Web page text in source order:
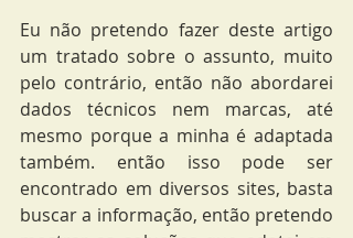
Eu não pretendo fazer deste artigo
um tratado sobre o assunto, muito
pelo contrário, então não abordarei
dados técnicos nem marcas, até
mesmo porque a minha é adaptada
também. então isso pode ser
encontrado em diversos sites, basta
buscar a informação, então pretendo